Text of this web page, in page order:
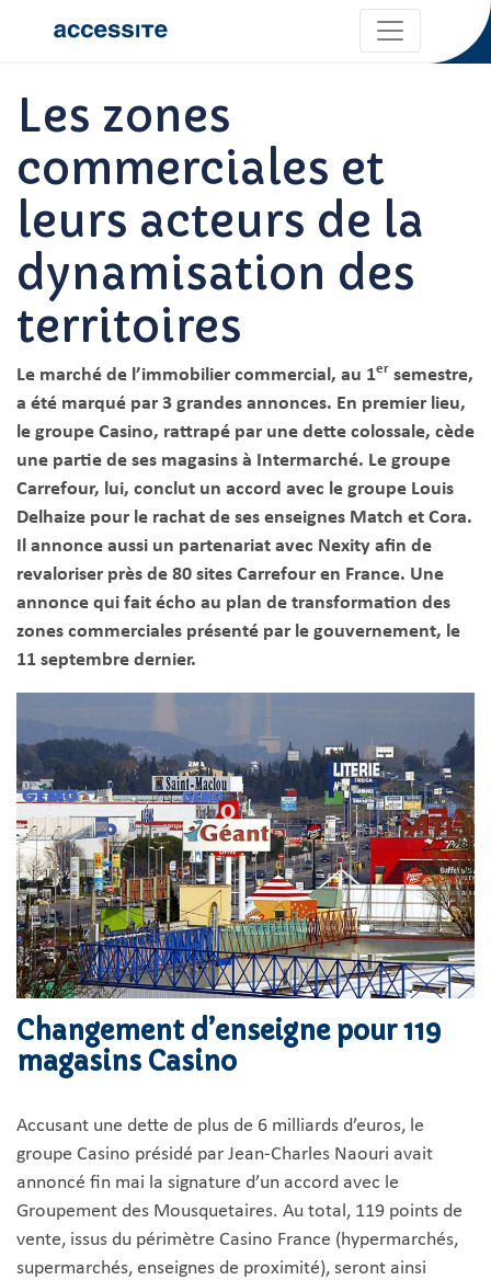
Les zones
commerciales et
leurs acteurs de la
dynamisation des
territoires
Le marché de l’immobilier commercial, au 1er semestre,
a été marqué par 3 grandes annonces. En premier lieu,
le groupe Casino, rattrapé par une dette colossale, cède
une partie de ses magasins à Intermarché. Le groupe
Carrefour, lui, conclut un accord avec le groupe Louis
Delhaize pour le rachat de ses enseignes Match et Cora.
Il annonce aussi un partenariat avec Nexity afin de
revaloriser près de 80 sites Carrefour en France. Une
annonce qui fait écho au plan de transformation des
zones commerciales présenté par le gouvernement, le
11 septembre dernier.
Changement d’enseigne pour 119
magasins Casino
Accusant une dette de plus de 6 milliards d’euros, le
groupe Casino présidé par Jean-Charles Naouri avait
annoncé fin mai la signature d’un accord avec le
Groupement des Mousquetaires. Au total, 119 points de
vente, issus du périmètre Casino France (hypermarchés,
supermarchés, enseignes de proximité), seront ainsi